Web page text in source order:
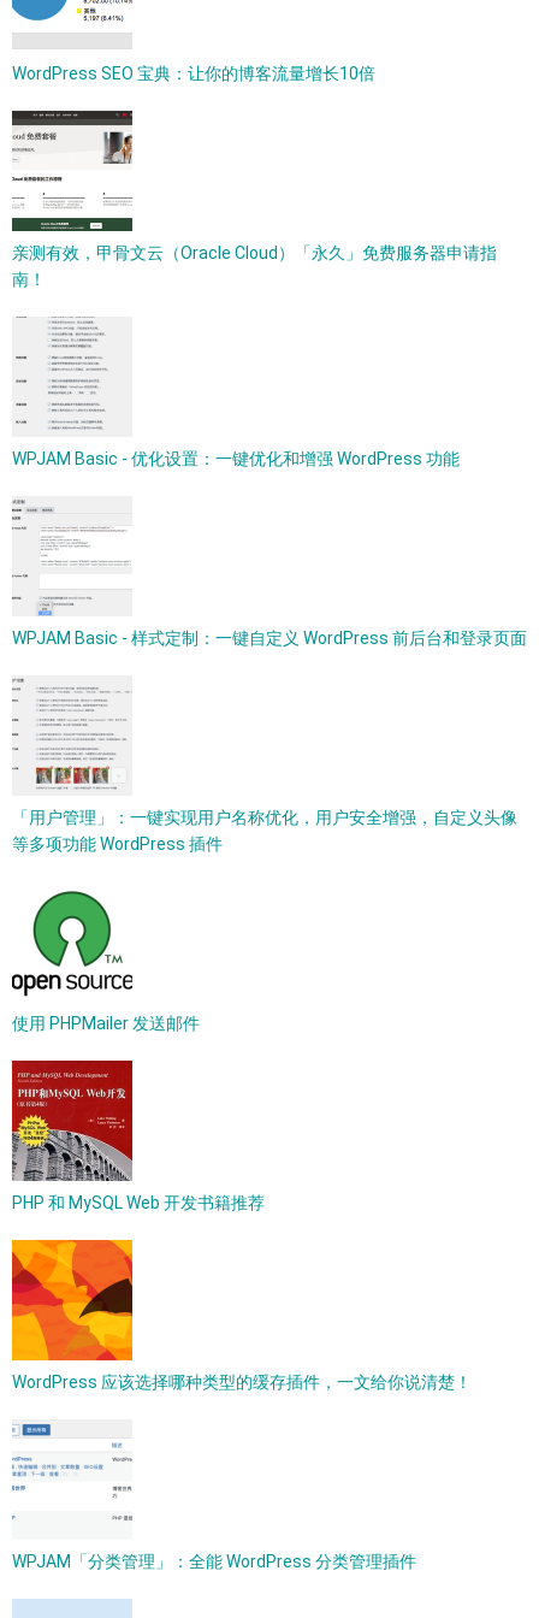
WordPress SEO 宝典：让你的博客流量增长10倍
亲测有效，甲骨文云（Oracle Cloud）「永久」免费服务器申请指
南！
WPJAM Basic - 优化设置：一键优化和增强 WordPress 功能
WPJAM Basic - 样式定制：一键自定义 WordPress 前后台和登录页面
「用户管理」：一键实现用户名称优化，用户安全增强，自定义头像
等多项功能 WordPress 插件
使用 PHPMailer 发送邮件
PHP 和 MySQL Web 开发书籍推荐
WordPress 应该选择哪种类型的缓存插件，一文给你说清楚！
WPJAM「分类管理」：全能 WordPress 分类管理插件